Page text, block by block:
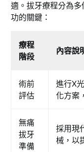
適。拔牙療程分為
功的關鍵：
療程
階段
內容說
術前
評估
進行X
化方案
無痛
拔牙
準備
採用現
械，以